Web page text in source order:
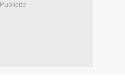
Publicité